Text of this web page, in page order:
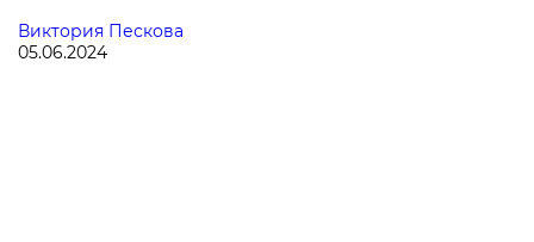
Виктория Пескова
05.06.2024